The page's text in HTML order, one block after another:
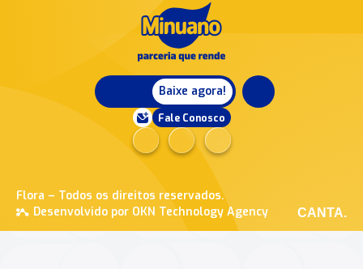
Baixe agora!
Fale Conosco
Flora – Todos os direitos reservados.
Desenvolvido por OKN Technology Agency
CANTA.